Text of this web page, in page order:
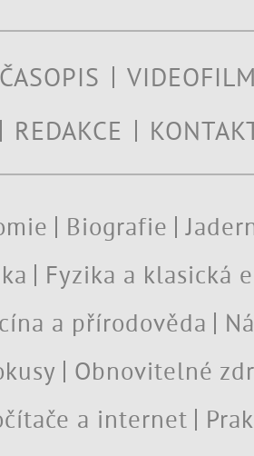
ČASOPIS
REDAKCE
Biografie
Fyzika a klasická
a přírodověda
Obnovitelné
a internet